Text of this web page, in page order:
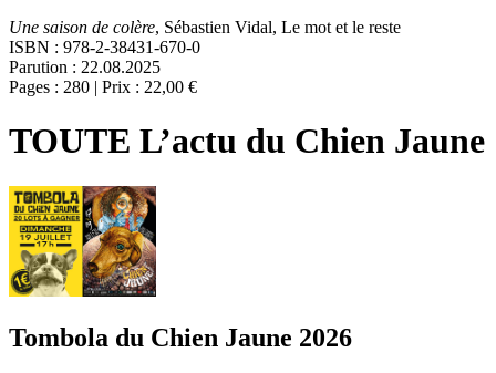
Une saison de colère, Sébastien Vidal, Le mot et le reste
ISBN : 978-2-38431-670-0
Parution : 22.08.2025
Pages : 280 | Prix : 22,00 €
TOUTE L’actu du Chien Jaune
Tombola du Chien Jaune 2026